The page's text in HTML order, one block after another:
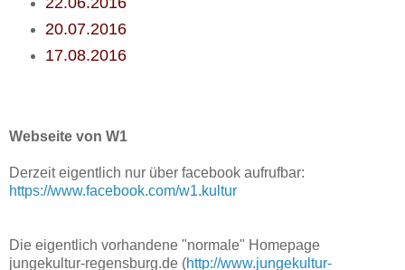
20.07.2016
17.08.2016
Webseite von W1
Derzeit eigentlich nur über facebook aufrufbar:
https://www.facebook.com/w1.kultur
Die eigentlich vorhandene "normale" Homepage
jungekultur-regensburg.de (http://www.jungekultur-